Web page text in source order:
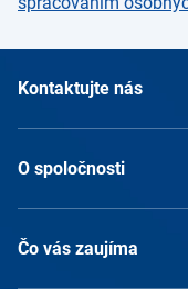
Kontaktujte nás
O spoločnosti
Čo vás zaujíma